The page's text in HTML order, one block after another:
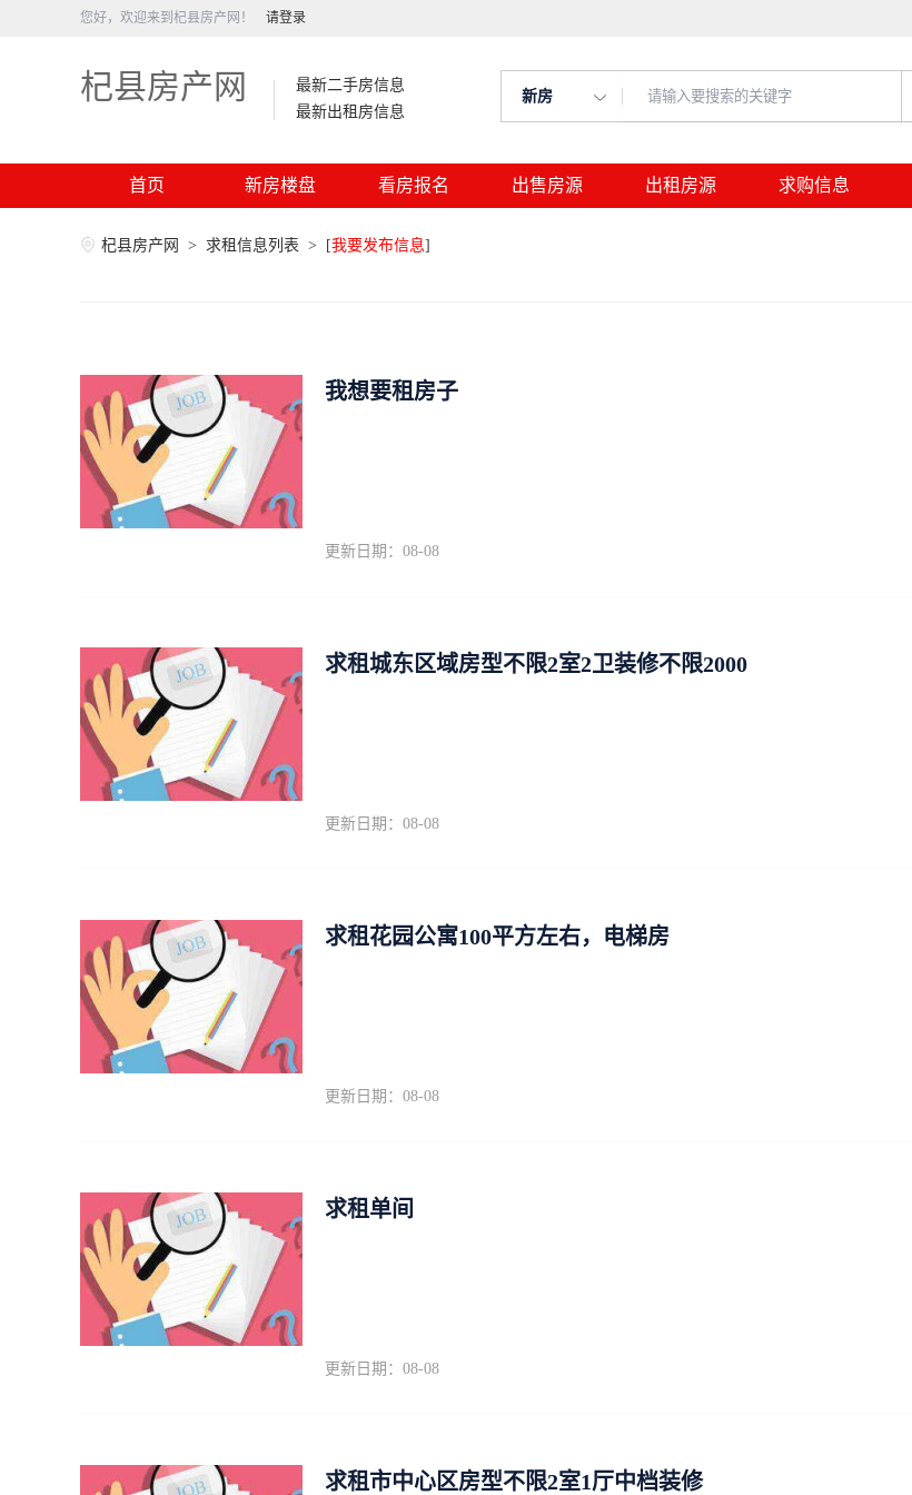
您好，欢迎来到杞县房产网！ 请登录
杞县房产网
最新二手房信息
最新出租房信息
新房
首页 新房楼盘 看房报名 出售房源 出租房源 求购信息
杞县房产网 > 求租信息列表 > [我要发布信息]
我想要租房子
更新日期：08-08
求租城东区域房型不限2室2卫装修不限2000
更新日期：08-08
求租花园公寓100平方左右，电梯房
更新日期：08-08
求租单间
更新日期：08-08
求租市中心区房型不限2室1厅中档装修